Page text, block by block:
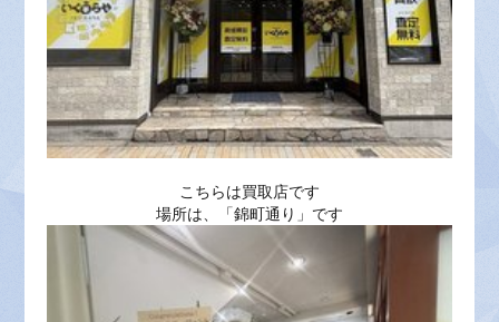
こちらは買取店です
場所は、「錦町通り」です